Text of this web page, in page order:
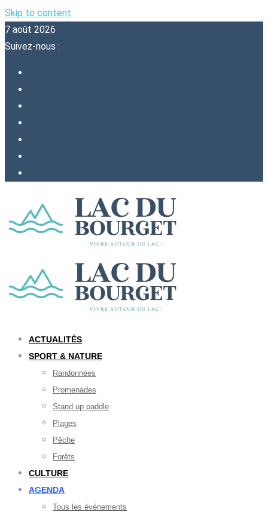
Skip to content
7 août 2026
Suivez-nous :
ACTUALITÉS
SPORT & NATURE
Randonnées
Promenades
Stand up paddle
Plages
Pêche
Forêts
CULTURE
AGENDA
Tous les événements